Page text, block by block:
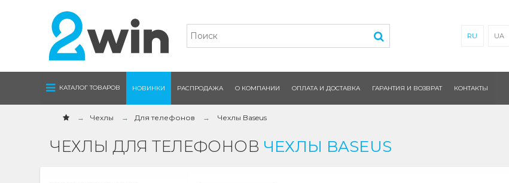
RU UA
КАТАЛОГ ТОВАРОВ НОВИНКИ РАСПРОДАЖА О КОМПАНИИ ОПЛАТА И ДОСТАВКА ГАРАНТИЯ И ВОЗВРАТ КОНТАКТЫ
Чехлы Для телефонов Чехлы Baseus
ЧЕХЛЫ ДЛЯ ТЕЛЕФОНОВ ЧЕХЛЫ BASEUS